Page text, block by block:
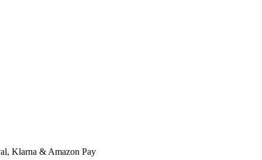
Klarna & Amazon Pay